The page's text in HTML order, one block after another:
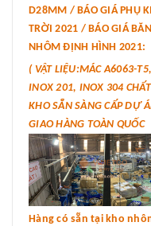
D28MM / BÁO GIÁ PHỤ
TRỜI 2021 / BÁO GIÁ
NHÔM ĐỊNH HÌNH 2021:
( VẬT LIỆU:MÁC A6063-
INOX 201, INOX 304
KHO SẴN SÀNG CẤP DỰ
GIAO HÀNG TOÀN QUỐC
Hàng có sẵn tại kho